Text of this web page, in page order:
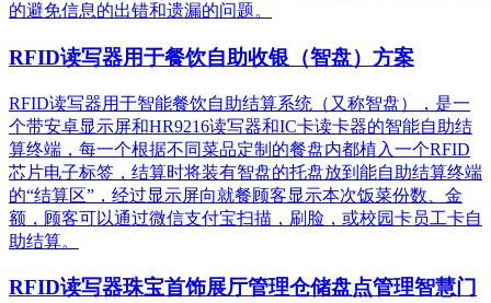
的避免信息的出错和遗漏的问题。
RFID读写器用于餐饮自助收银（智盘）方案
RFID读写器用于智能餐饮自助结算系统（又称智盘），是一
个带安卓显示屏和HR9216读写器和IC卡读卡器的智能自助结
算终端，每一个根据不同菜品定制的餐盘内都植入一个RFID
芯片电子标签，结算时将装有智盘的托盘放到能自助结算终端
的“结算区”，经过显示屏向就餐顾客显示本次饭菜份数、金
额，顾客可以通过微信支付宝扫描，刷脸，或校园卡员工卡自
助结算。
RFID读写器珠宝首饰展厅管理仓储盘点管理智慧门